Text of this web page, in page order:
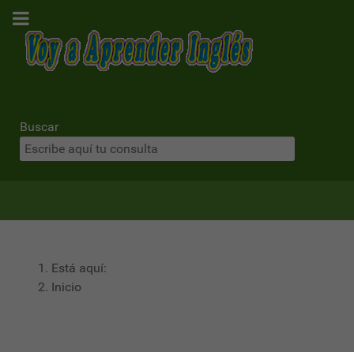
Buscar
Está aquí:
Inicio